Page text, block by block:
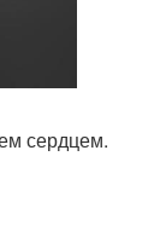
сердцем.